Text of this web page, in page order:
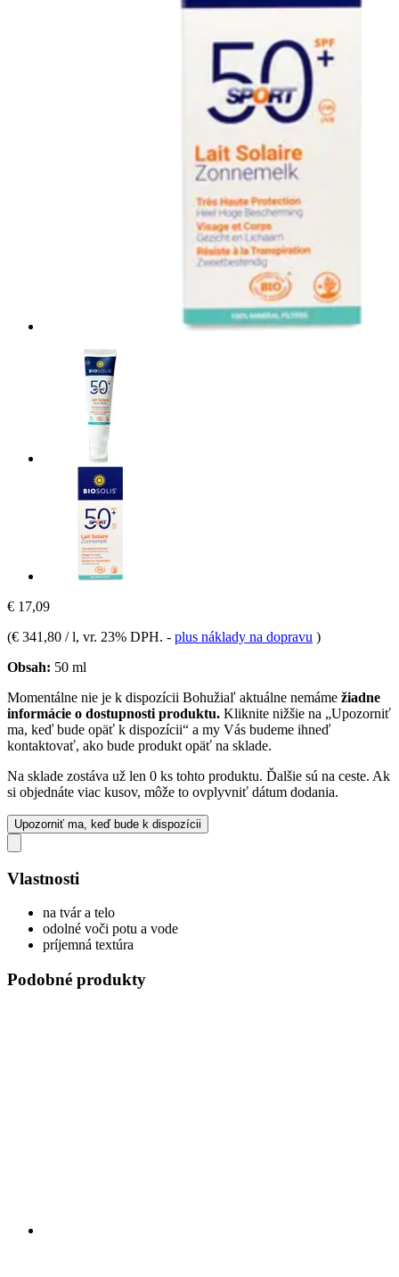
€ 17,09
(€ 341,80 / l, vr. 23% DPH. - plus náklady na dopravu )
Obsah: 50 ml
Momentálne nie je k dispozícii Bohužiaľ aktuálne nemáme žiadne
informácie o dostupnosti produktu. Kliknite nižšie na „Upozorniť
ma, keď bude opäť k dispozícii“ a my Vás budeme ihneď
kontaktovať, ako bude produkt opäť na sklade.
Na sklade zostáva už len 0 ks tohto produktu. Ďalšie sú na ceste. Ak
si objednáte viac kusov, môže to ovplyvniť dátum dodania.
Upozorniť ma, keď bude k dispozícii
Vlastnosti
na tvár a telo
odolné voči potu a vode
príjemná textúra
Podobné produkty